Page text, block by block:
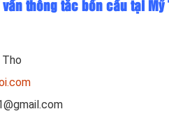
thông tắc bồn cầu tại Mỹ
Tho